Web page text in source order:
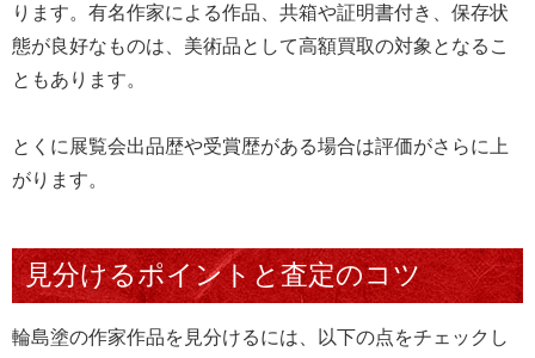
ります。有名作家による作品、共箱や証明書付き、保存状
態が良好なものは、美術品として高額買取の対象となるこ
ともあります。
とくに展覧会出品歴や受賞歴がある場合は評価がさらに上
がります。
見分けるポイントと査定のコツ
輪島塗の作家作品を見分けるには、以下の点をチェックし